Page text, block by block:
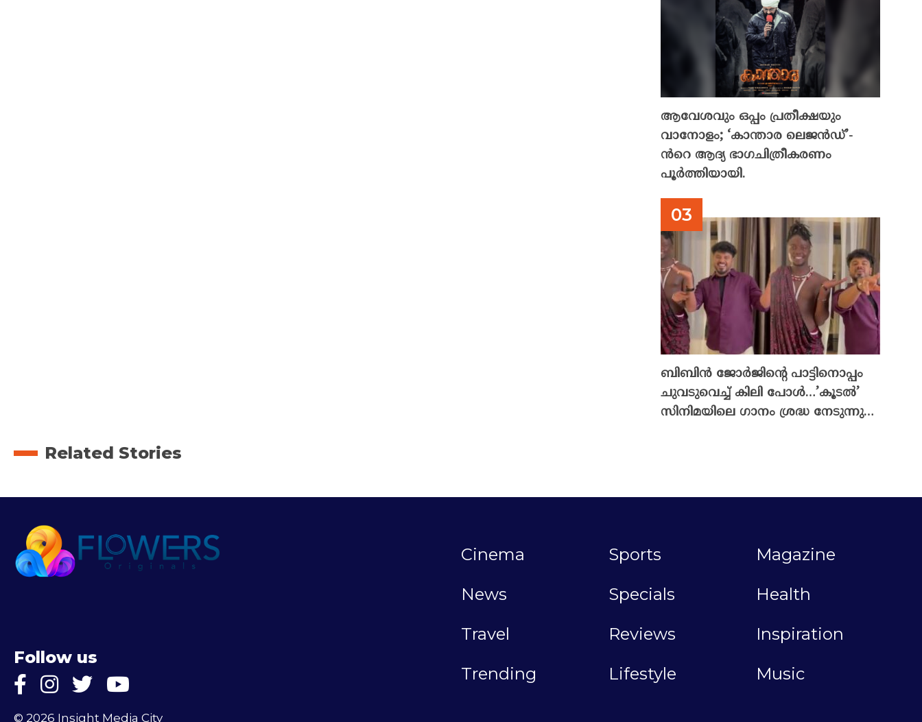
ആവേശവും ഒപ്പം പ്രതീക്ഷയും
വാനോളം; ‘കാന്താര ലെജൻഡ്’-
ൻറെ ആദ്യ ഭാഗചിത്രീകരണം
പൂർത്തിയായി.
ബിബിൻ ജോർജിന്റെ പാട്ടിനൊപ്പം
ചുവടുവെച്ച് കിലി പോൾ…’കൂടൽ’
സിനിമയിലെ ഗാനം ശ്രദ്ധ നേടുന്നു…
Related Stories
Follow us
© 2026 Insight Media City
Cinema Sports
Magazine
News
Specials
Health
Travel
Reviews
Inspiration
Trending
Lifestyle Music